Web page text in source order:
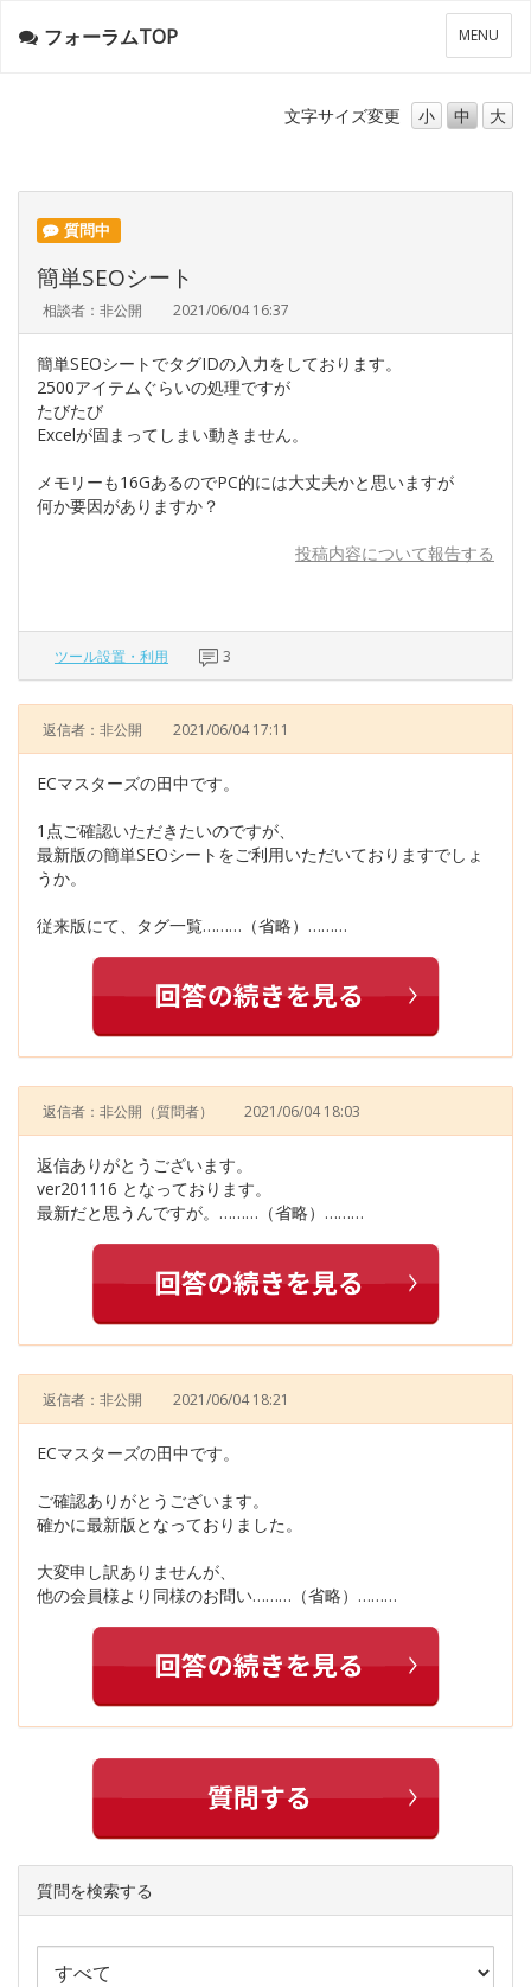
メ
ニ
ー
MENU
フォーラムTOP
文字サイズ変更 小 中 大
質問中
簡単SEOシート
相談者：非公開 2021/06/04 16:37
簡単SEOシートでタグIDの入力をしております。
2500アイテムぐらいの処理ですが
たびたび
Excelが固まってしまい動きません。
メモリーも16GあるのでPC的には大丈夫かと思いますが
何か要因がありますか？
投稿内容について報告する
ツール設置・利用 3
返信者：非公開 2021/06/04 17:11
ECマスターズの田中です。
1点ご確認いただきたいのですが、
最新版の簡単SEOシートをご利用いただいておりますでしょ
うか。
従来版にて、タグ一覧………（省略）………
返信者：非公開 （質問者） 2021/06/04 18:03
返信ありがとうございます。
ver201116 となっております。
最新だと思うんですが。………（省略）………
返信者：非公開 2021/06/04 18:21
ECマスターズの田中です。
ご確認ありがとうございます。
確かに最新版となっておりました。
大変申し訳ありませんが、
他の会員様より同様のお問い………（省略）………
質問を検索する